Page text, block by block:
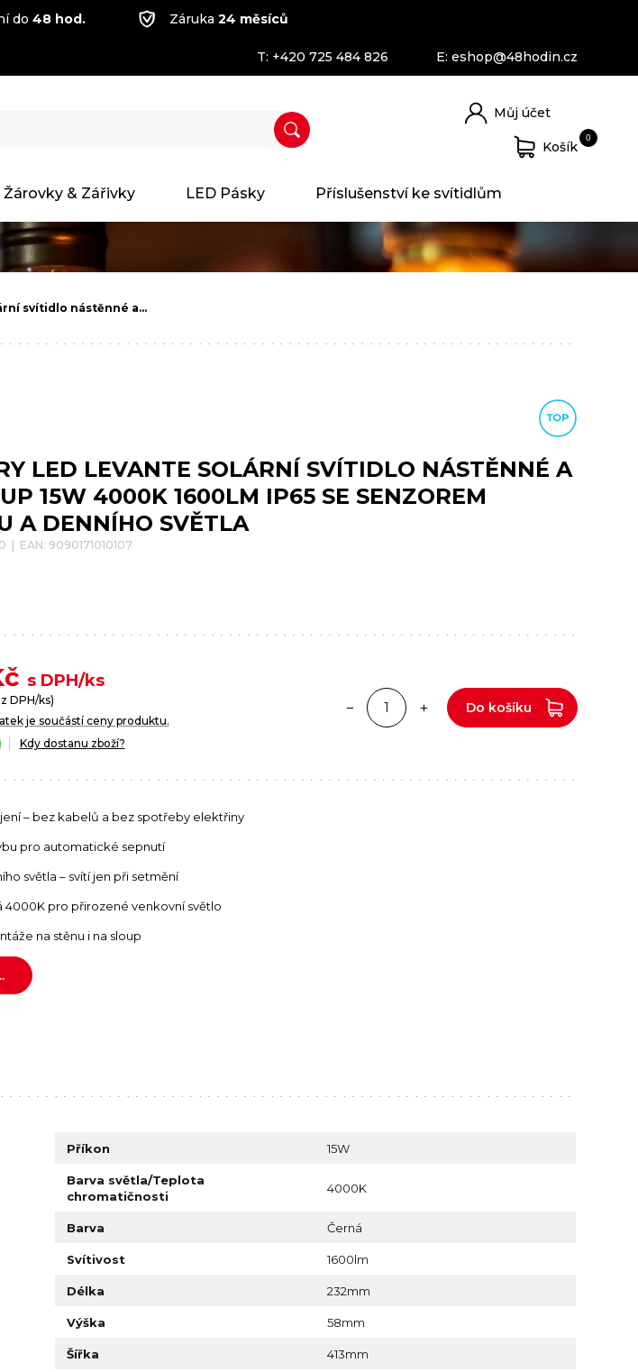
do48 hod. Záruka24 měsíců
T: +420 725 484 826 E: eshop@48hodin.cz
Můj účet
0
Košík
Žárovky & Zářivky LED Pásky Příslušenství ke svítidlům
svítidlo nástěnné a…
LED LEVANTE SOLÁRNÍ SVÍTIDLO NÁSTĚNNÉ A
15W 4000K 1600LM IP65 SE SENZOREM
A DENNÍHO SVĚTLA
| EAN: 9090171010107
s DPH/ks
DPH/ks)
je součástí ceny produktu.
Kdy dostanu zboží?
Do košíku
– bez kabelů a bez spotřeby elektřiny
pro automatické sepnutí
světla – svítí jen při setmění
4000K pro přirozené venkovní světlo
na stěnu i na sloup
Příkon 15W
Barva světla/Teplota
chromatičnosti
4000K
Barva Černá
Svítivost 1600lm
Délka 232mm
Výška 58mm
Šířka 413mm